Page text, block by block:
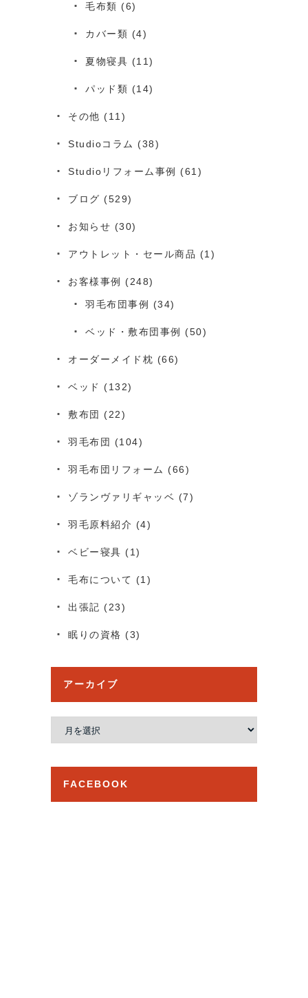
毛布類 (6)
カバー類 (4)
夏物寝具 (11)
パッド類 (14)
その他 (11)
Studioコラム (38)
Studioリフォーム事例 (61)
ブログ (529)
お知らせ (30)
アウトレット・セール商品 (1)
お客様事例 (248)
羽毛布団事例 (34)
ベッド・敷布団事例 (50)
オーダーメイド枕 (66)
ベッド (132)
敷布団 (22)
羽毛布団 (104)
羽毛布団リフォーム (66)
ゾランヴァリギャッベ (7)
羽毛原料紹介 (4)
ベビー寝具 (1)
毛布について (1)
出張記 (23)
眠りの資格 (3)
アーカイブ
ー
FACEBOOK